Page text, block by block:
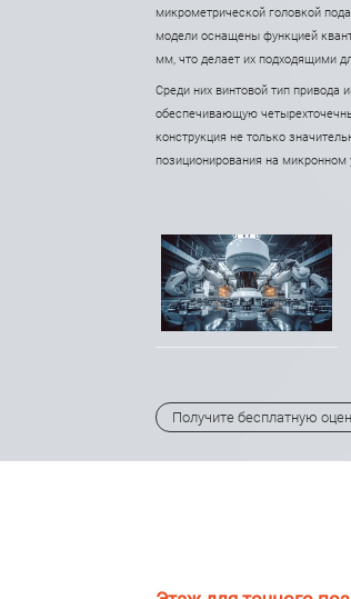
микрометрической головкой
модели оснащены функцией
мм, что делает их подходящими
Среди них винтовой тип привода
обеспечивающую
конструкция не только
позиционирования на
Получите бесплатную